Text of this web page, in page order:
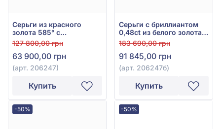
Серьги из красного
золота 585° с
бриллиантами 0,12ct, арт.
206247
127 800,00 грн
63 900,00 грн
(арт. 206247)
Купить
Серьги с бриллиантом
0,48ct из белого золота
585°, арт. 206247б
183 690,00 грн
91 845,00 грн
(арт. 206247б)
Купить
-50% -50%